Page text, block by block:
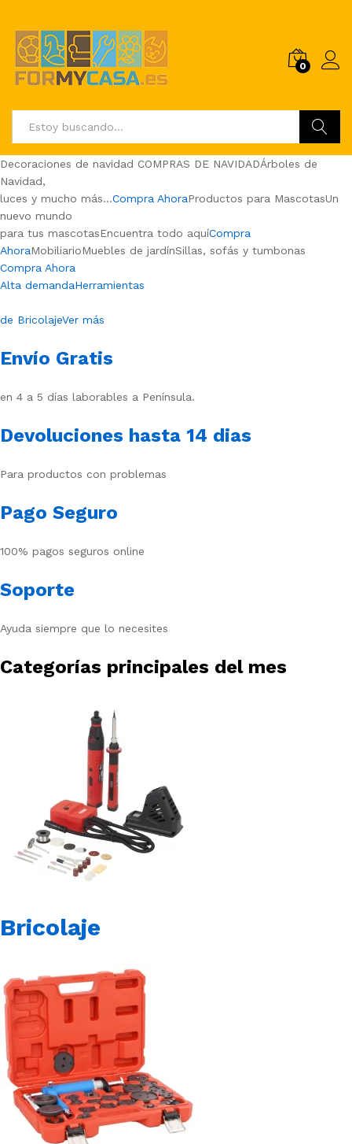
0
Buscar
Decoraciones de navidad COMPRAS DE NAVIDADÁrboles de
Navidad,
luces y mucho más…Compra AhoraProductos para MascotasUn
nuevo mundo
para tus mascotasEncuentra todo aquíCompra
AhoraMobiliarioMuebles de jardínSillas, sofás y tumbonas
Compra Ahora
Alta demandaHerramientas
de BricolajeVer más
Envío Gratis
en 4 a 5 días laborables a Península.
Devoluciones hasta 14 dias
Para productos con problemas
Pago Seguro
100% pagos seguros online
Soporte
Ayuda siempre que lo necesites
Categorías principales del mes
Bricolaje